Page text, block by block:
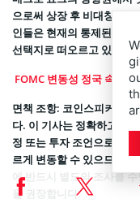
으로써 상장 후 비대칭적
인들은 현재의 통제된 모호
선택지로 떠오르고 있다.
FOMC 변동성 정국 속 고
면책 조항: 코인스피커는
다. 이 기사는 정확하고 시
정 또는 투자 조언으로 간
르게 변동할 수 있으므로,
에 반드시 별도의 조사를
을 권장합니다.